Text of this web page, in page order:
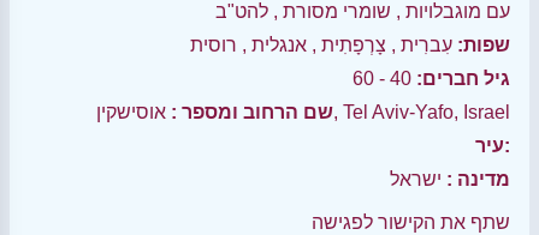
עם מוגבלויות , שומרי מסורת , להט"ב
שפות: עִברִית , צָרְפָתִית , אנגלית , רוסית
גיל חברים: 40 - 60
שם הרחוב ומספר :אוסישקין, Tel Aviv-Yafo, Israel
עיר:
מדינה : ישראל
שתף את הקישור לפגישה